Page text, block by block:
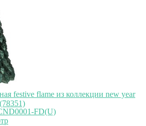
festive flame из коллекции new year
FD(U)